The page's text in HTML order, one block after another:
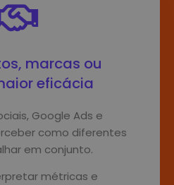
marcas ou
eficácia
Google Ads e
como diferentes
em conjunto.
métricas e